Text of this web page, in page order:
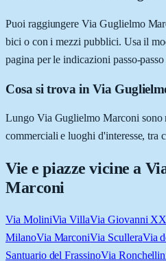
Puoi raggiungere Via Guglielmo
bici o con i mezzi pubblici. Usa il
pagina per le indicazioni passo-
Cosa si trova in Via
Lungo Via Guglielmo Marconi sono
commerciali e luoghi d'interesse, tra
Vie e piazze vicine a
Marconi
Via MoliniVia VillaVia Giovanni
MilanoVia MarconiVia SculleraVia
Santuario del FrassinoVia